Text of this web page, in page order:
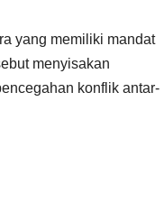
yang memiliki mandat
menyisakan
konflik antar-